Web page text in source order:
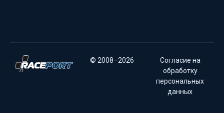
© 2008–2026
Согласие на
обработку
персональных
данных